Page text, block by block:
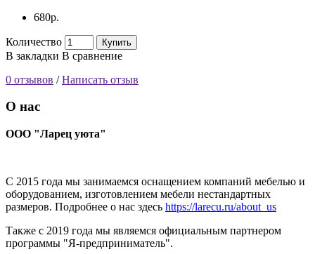
680р.
Количество Купить
В закладки В сравнение
0 отзывов /Написать отзыв
О нас
ООО "Ларец уюта"
С 2015 года мы занимаемся оснащением компаний мебелью и
оборудованием, изготовлением мебели нестандартных
размеров. Подробнее о нас здесь https://larecu.ru/about_us
Также с 2019 года мы являемся официальным партнером
программы "Я-предприниматель".